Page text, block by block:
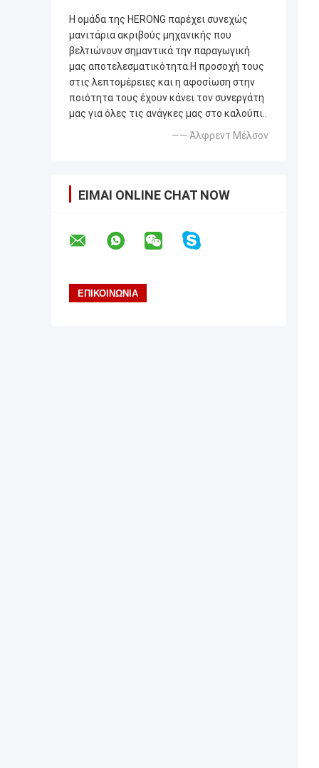
Η ομάδα της HERONG παρέχει συνεχώς
μανιτάρια ακριβούς μηχανικής που
βελτιώνουν σημαντικά την παραγωγική
μας αποτελεσματικότητα.Η προσοχή τους
στις λεπτομέρειες και η αφοσίωση στην
ποιότητα τους έχουν κάνει τον συνεργάτη
μας για όλες τις ανάγκες μας στο καλούπι..
—— Άλφρεντ Μέλσον
ΕΊΜΑΙ ONLINE CHAT NOW